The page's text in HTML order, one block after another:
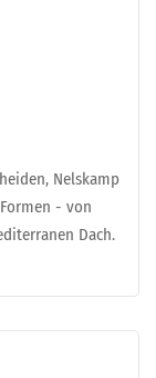
Nelskamp
- von
Dach.